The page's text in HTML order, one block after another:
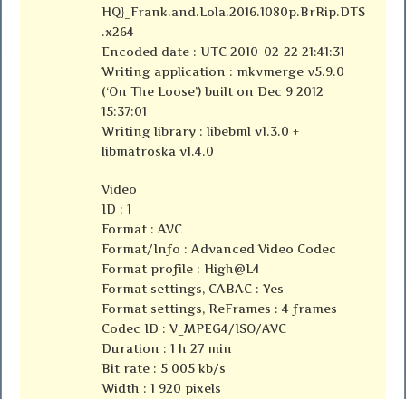
HQ}_Frank.and.Lola.2016.1080p.BrRip.DTS
.x264
Encoded date : UTC 2010-02-22 21:41:31
Writing application : mkvmerge v5.9.0
(‘On The Loose’) built on Dec 9 2012
15:37:01
Writing library : libebml v1.3.0 +
libmatroska v1.4.0
Video
ID : 1
Format : AVC
Format/Info : Advanced Video Codec
Format profile : High@L4
Format settings, CABAC : Yes
Format settings, ReFrames : 4 frames
Codec ID : V_MPEG4/ISO/AVC
Duration : 1 h 27 min
Bit rate : 5 005 kb/s
Width : 1 920 pixels